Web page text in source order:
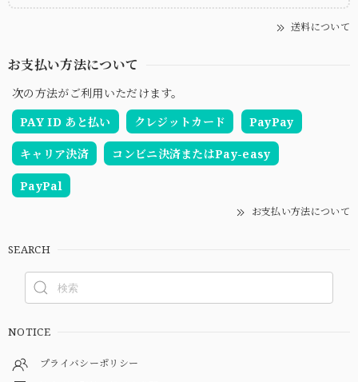
送料について
お支払い方法について
次の方法がご利用いただけます。
PAY ID あと払い
クレジットカード PayPay
キャリア決済 コンビニ決済またはPay-easy
PayPal
お支払い方法について
SEARCH
NOTICE
プライバシーポリシー